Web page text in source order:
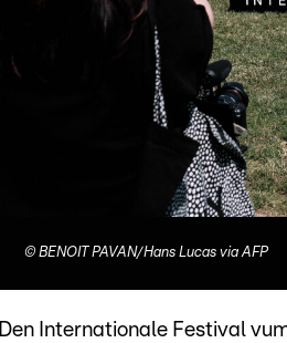
© BENOIT PAVAN/Hans Lucas via AFP
Den Internationale Festival